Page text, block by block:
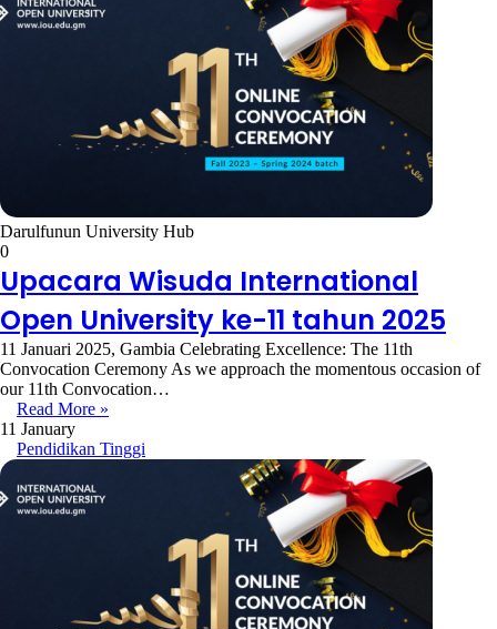
Darulfunun University Hub
0
Upacara Wisuda International
Open University ke-11 tahun 2025
11 Januari 2025, Gambia Celebrating Excellence: The 11th
Convocation Ceremony As we approach the momentous occasion of
our 11th Convocation…
Read More »
11 January
Pendidikan Tinggi